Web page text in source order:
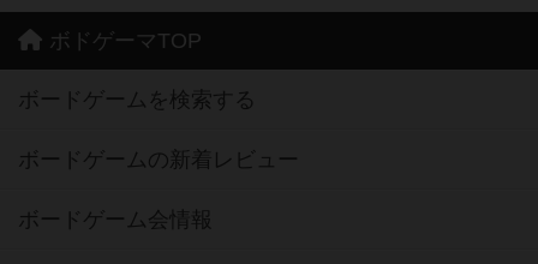
ボドゲーマTOP
ボードゲームを検索する
ボードゲームの新着レビュー
ボードゲーム会情報